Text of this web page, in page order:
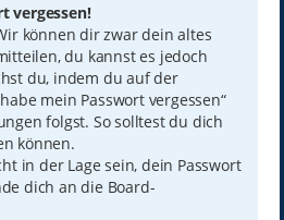
vergessen!
können dir zwar dein altes
du kannst es jedoch
du, indem du auf der
mein Passwort vergessen“
folgst. So solltest du dich
können.
in der Lage sein, dein Passwort
dich an die Board-